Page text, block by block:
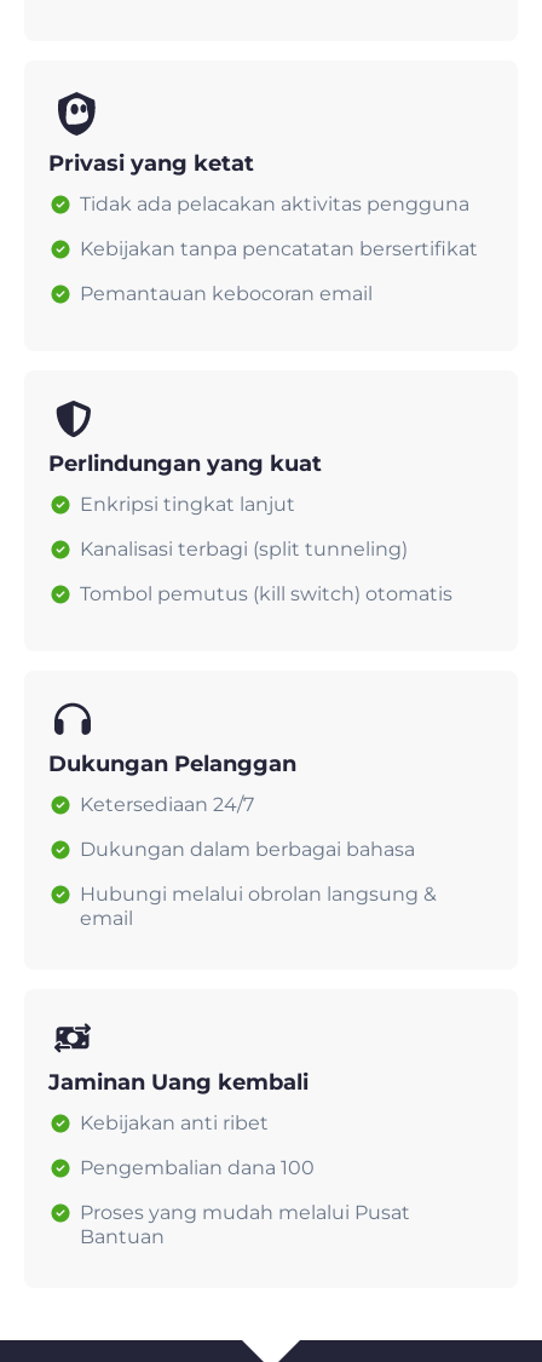
Privasi yang ketat
Tidak ada pelacakan aktivitas pengguna
Kebijakan tanpa pencatatan bersertifikat
Pemantauan kebocoran email
Perlindungan yang kuat
Enkripsi tingkat lanjut
Kanalisasi terbagi (split tunneling)
Tombol pemutus (kill switch) otomatis
Dukungan Pelanggan
Ketersediaan 24/7
Dukungan dalam berbagai bahasa
Hubungi melalui obrolan langsung &
email
Jaminan Uang kembali
Kebijakan anti ribet
Pengembalian dana 100
Proses yang mudah melalui Pusat
Bantuan